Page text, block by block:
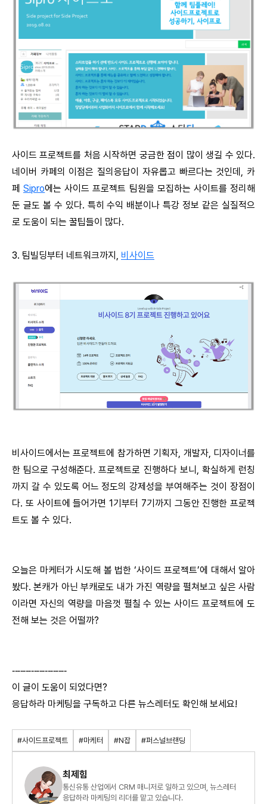
사이드 프로젝트를 처음 시작하면 궁금한 점이 많이 생길 수 있다.
네이버 카페의 이점은 질의응답이 자유롭고 빠르다는 것인데, 카
페Sipro에는 사이드 프로젝트 팀원을 모집하는 사이트를 정리해
둔 글도 볼 수 있다. 특히 수익 배분이나 특강 정보 같은 실질적으
로 도움이 되는 꿀팁들이 많다.
3. 팀빌딩부터 네트워크까지, 비사이드
비사이드에서는 프로젝트에 참가하면 기획자, 개발자, 디자이너를
한 팀으로 구성해준다. 프로젝트로 진행하다 보니, 확실하게 런칭
까지 갈 수 있도록 어느 정도의 강제성을 부여해주는 것이 장점이
다. 또 사이트에 들어가면 1기부터 7기까지 그동안 진행한 프로젝
트도 볼 수 있다.
오늘은 마케터가 시도해 볼 법한 ‘사이드 프로젝트’에 대해서 알아
봤다. 본캐가 아닌 부캐로도 내가 가진 역량을 펼쳐보고 싶은 사람
이라면 자신의 역량을 마음껏 펼칠 수 있는 사이드 프로젝트에 도
전해 보는 것은 어떨까?
--------------------
이 글이 도움이 되었다면?
응답하라 마케팅을 구독하고 다른 뉴스레터도 확인해 보세요!
#사이드프로젝트 #마케터 #N잡 #퍼스널브랜딩
최제힘
통신유통 산업에서 CRM 매니저로 일하고 있으며, 뉴스레터
응답하라 마케팅의 리더를 맡고 있습니다.